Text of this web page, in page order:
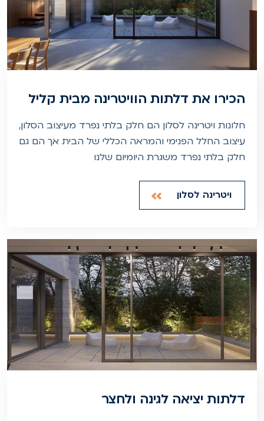
הכירו את דלתות הוויטרינה מבית קליל
חלונות ויטרינה לסלון הם חלק בלתי נפרד מעיצוב הסלון,
עיצוב החלל הפנימי והמראה הכללי של הבית אך הם גם
חלק בלתי נפרד משגרת היומיום שלנו
ויטרינה לסלון
דלתות יציאה לגינה ולחצר